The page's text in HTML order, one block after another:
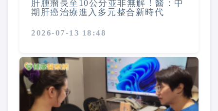
肝腫瘤長至10公分並非無解！醫：中
期肝癌治療進入多元整合新時代
2026-07-13 18:48